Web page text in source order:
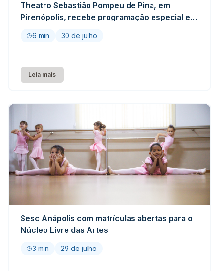
Theatro Sebastião Pompeu de Pina, em
Pirenópolis, recebe programação especial em
6 min 30 de julho
Leia mais
Sesc Anápolis com matrículas abertas para o
Núcleo Livre das Artes
3 min 29 de julho